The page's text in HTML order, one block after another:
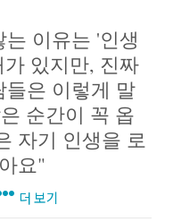
이유는 '인생
있지만, 진짜
은 이렇게 말
순간이 꼭 옵
자기 인생을 로
요"
더 보기